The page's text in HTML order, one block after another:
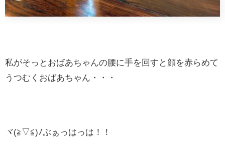
私がそっとおばあちゃんの腰に手を回すと顔を赤らめて
うつむくおばあちゃん・・・
ヾ(≧▽≦)ﾉぶぁっはっは！！